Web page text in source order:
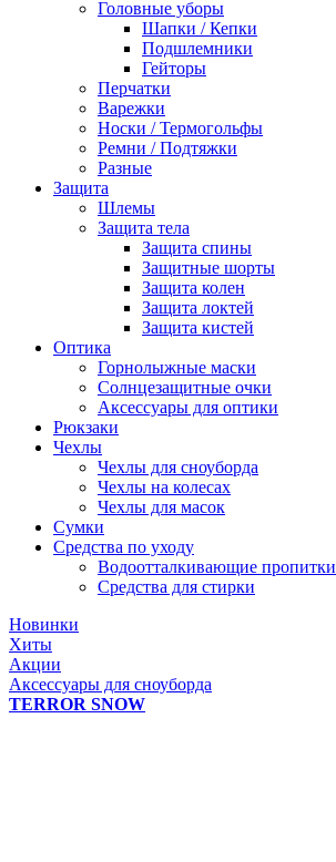
Головные уборы
Шапки / Кепки
Подшлемники
Гейторы
Перчатки
Варежки
Носки / Термогольфы
Ремни / Подтяжки
Разные
Защита
Шлемы
Защита тела
Защита спины
Защитные шорты
Защита колен
Защита локтей
Защита кистей
Оптика
Горнолыжные маски
Солнцезащитные очки
Аксессуары для оптики
Рюкзаки
Чехлы
Чехлы для сноуборда
Чехлы на колесах
Чехлы для масок
Сумки
Средства по уходу
Водоотталкивающие пропитки
Средства для стирки
Новинки
Хиты
Акции
Аксессуары для сноуборда
TERROR SNOW